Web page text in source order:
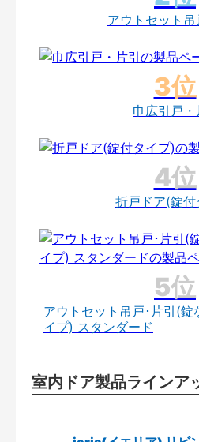
アウトセット
巾広引戸・
折戸ドア(錠付
アウトセット吊戸･片引(錠
イプ) スタンダード
室内ドア製品ラインア